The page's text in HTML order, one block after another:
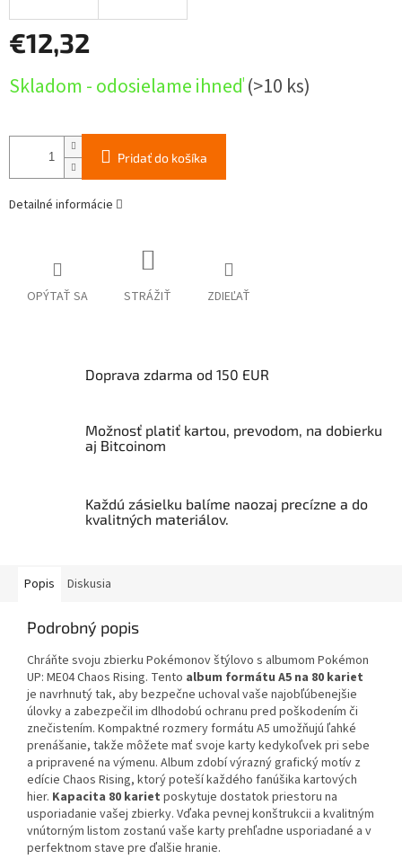
€12,32
cena:
Skladom - odosielame ihneď(>10 ks)
Pridať do košíka
Detailné informácie
OPÝTAŤ SA STRÁŽIŤ ZDIEĽAŤ
Doprava zdarma od 150 EUR
Možnosť platiť kartou, prevodom, na dobierku
aj Bitcoinom
Každú zásielku balíme naozaj precízne a do
kvalitných materiálov.
Popis Diskusia
Podrobný popis
Chráňte svoju zbierku Pokémonov štýlovo s albumom Pokémon
UP: ME04 Chaos Rising. Tento album formátu A5 na 80 kariet
je navrhnutý tak, aby bezpečne uchoval vaše najobľúbenejšie
úlovky a zabezpečil im dlhodobú ochranu pred poškodením či
znečistením. Kompaktné rozmery formátu A5 umožňujú ľahké
prenášanie, takže môžete mať svoje karty kedykoľvek pri sebe
a pripravené na výmenu. Album zdobí výrazný grafický motív z
edície Chaos Rising, ktorý poteší každého fanúšika kartových
hier. Kapacita 80 kariet poskytuje dostatok priestoru na
usporiadanie vašej zbierky. Vďaka pevnej konštrukcii a kvalitným
vnútorným listom zostanú vaše karty prehľadne usporiadané a v
perfektnom stave pre ďalšie hranie.